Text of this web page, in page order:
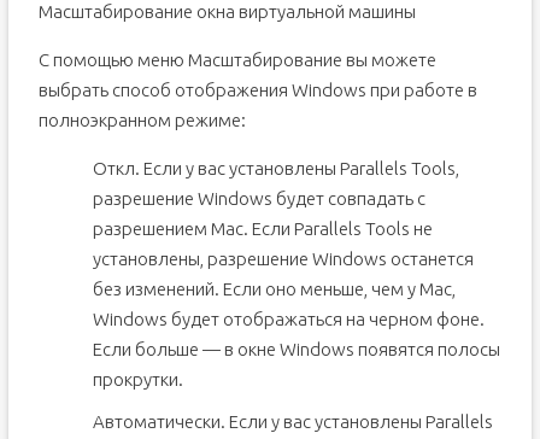
Масштабирование окна виртуальной машины
С помощью меню Масштабирование вы можете
выбрать способ отображения Windows при работе в
полноэкранном режиме:
Откл. Если у вас установлены Parallels Tools,
разрешение Windows будет совпадать с
разрешением Mac. Если Parallels Tools не
установлены, разрешение Windows останется
без изменений. Если оно меньше, чем у Мас,
Windows будет отображаться на черном фоне.
Если больше — в окне Windows появятся полосы
прокрутки.
Автоматически. Если у вас установлены Parallels